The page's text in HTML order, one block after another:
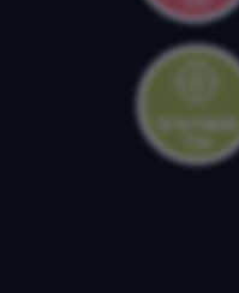
מטווח עירוני